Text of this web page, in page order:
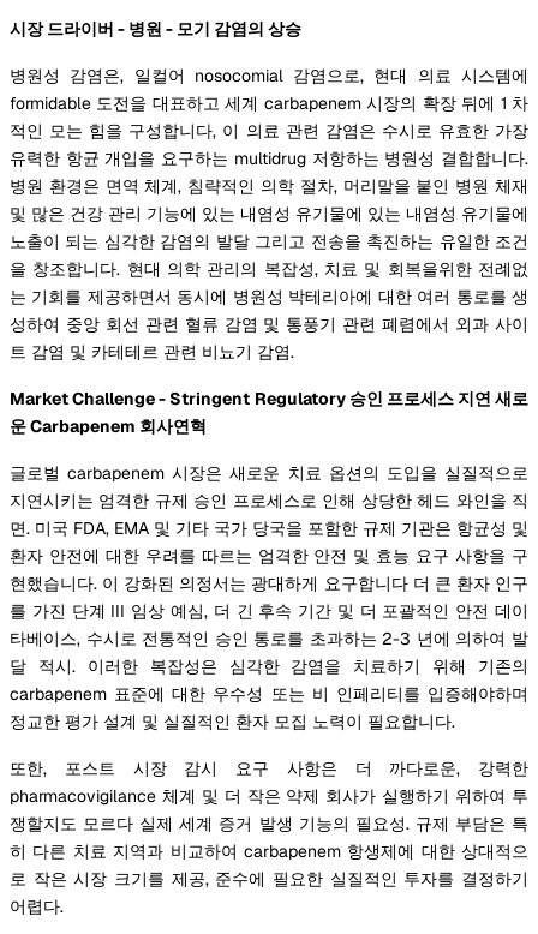
시장 드라이버 - 병원 - 모기 감염의 상승
병원성 감염은, 일컬어 nosocomial 감염으로, 현대 의료 시스템에
formidable 도전을 대표하고 세계 carbapenem 시장의 확장 뒤에 1 차
적인 모는 힘을 구성합니다, 이 의료 관련 감염은 수시로 유효한 가장
유력한 항균 개입을 요구하는 multidrug 저항하는 병원성 결합합니다.
병원 환경은 면역 체계, 침략적인 의학 절차, 머리말을 붙인 병원 체재
및 많은 건강 관리 기능에 있는 내염성 유기물에 있는 내염성 유기물에
노출이 되는 심각한 감염의 발달 그리고 전송을 촉진하는 유일한 조건
을 창조합니다. 현대 의학 관리의 복잡성, 치료 및 회복을위한 전례없
는 기회를 제공하면서 동시에 병원성 박테리아에 대한 여러 통로를 생
성하여 중앙 회선 관련 혈류 감염 및 통풍기 관련 폐렴에서 외과 사이
트 감염 및 카테테르 관련 비뇨기 감염.
Market Challenge - Stringent Regulatory 승인 프로세스 지연 새로
운 Carbapenem 회사연혁
글로벌 carbapenem 시장은 새로운 치료 옵션의 도입을 실질적으로
지연시키는 엄격한 규제 승인 프로세스로 인해 상당한 헤드 와인을 직
면. 미국 FDA, EMA 및 기타 국가 당국을 포함한 규제 기관은 항균성 및
환자 안전에 대한 우려를 따르는 엄격한 안전 및 효능 요구 사항을 구
현했습니다. 이 강화된 의정서는 광대하게 요구합니다 더 큰 환자 인구
를 가진 단계 III 임상 예심, 더 긴 후속 기간 및 더 포괄적인 안전 데이
타베이스, 수시로 전통적인 승인 통로를 초과하는 2-3 년에 의하여 발
달 적시. 이러한 복잡성은 심각한 감염을 치료하기 위해 기존의
carbapenem 표준에 대한 우수성 또는 비 인페리티를 입증해야하며
정교한 평가 설계 및 실질적인 환자 모집 노력이 필요합니다.
또한, 포스트 시장 감시 요구 사항은 더 까다로운, 강력한
pharmacovigilance 체계 및 더 작은 약제 회사가 실행하기 위하여 투
쟁할지도 모르다 실제 세계 증거 발생 기능의 필요성. 규제 부담은 특
히 다른 치료 지역과 비교하여 carbapenem 항생제에 대한 상대적으
로 작은 시장 크기를 제공, 준수에 필요한 실질적인 투자를 결정하기
어렵다.